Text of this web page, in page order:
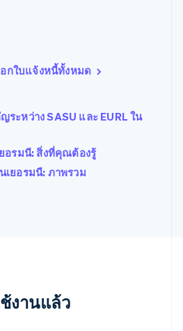
กใบแจ้งหนี้ทั้งหมด
ะหว่าง SASU และ EURL ใน
อรมนี: สิ่งที่คุณต้องรู้
เยอรมนี: ภาพรวม
งานแล้ว